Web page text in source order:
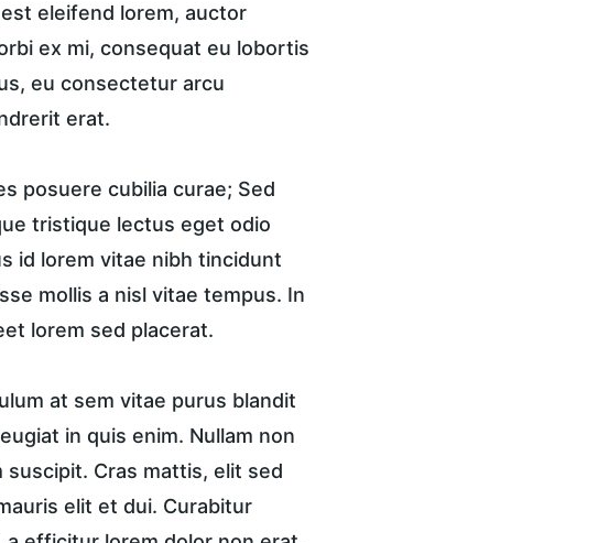
eleifend lorem, auctor
ex mi, consequat eu lobortis
eu consectetur arcu
erat.
posuere cubilia curae; Sed
tristique lectus eget odio
id lorem vitae nibh tincidunt
mollis a nisl vitae tempus. In
lorem sed placerat.
at sem vitae purus blandit
in quis enim. Nullam non
Cras mattis, elit sed
elit et dui. Curabitur